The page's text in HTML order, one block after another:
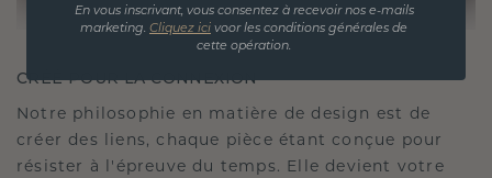
CRÉÉ POUR LA CONNEXION
Notre philosophie en matière de design est de
créer des liens, chaque pièce étant conçue pour
résister à l'épreuve du temps. Elle devient votre
En vous inscrivant, vous consentez à recevoir nos e-mails
marketing. Cliquez ici voor les conditions générales de
cette opération.